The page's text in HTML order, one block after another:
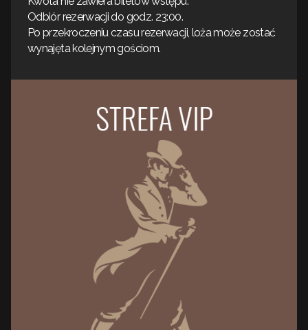
Odbiór rezerwacji do godz. 23:00.
Po przekroczeniu czasu rezerwacji, loża może zostać
wynajęta kolejnym gościom.